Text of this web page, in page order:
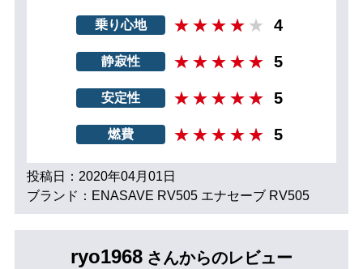
乗り心地 4
静寂性 5
安定性 5
燃費 5
投稿日：2020年04月01日
ブランド：ENASAVE RV505 エナセーブ RV505
ryo1968 さんからのレビュー